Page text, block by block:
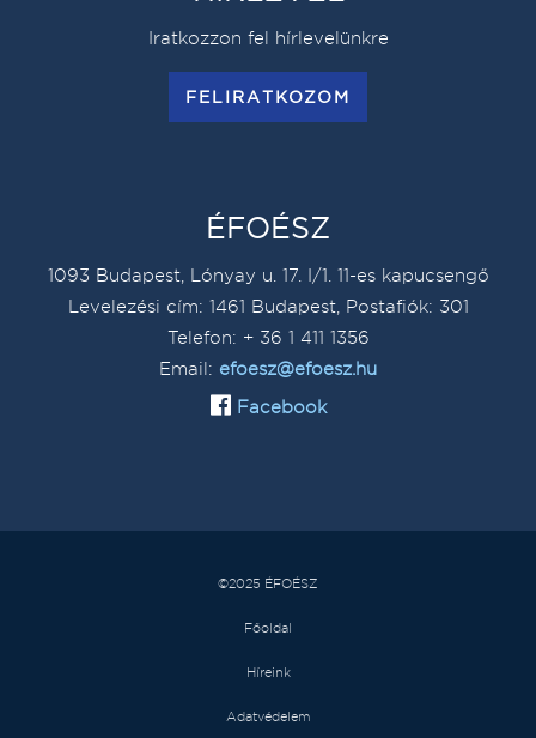
Iratkozzon fel hírlevelünkre
FELIRATKOZOM
ÉFOÉSZ
1093 Budapest, Lónyay u. 17. I/1. 11-es kapucsengő
Levelezési cím: 1461 Budapest, Postafiók: 301
Telefon: + 36 1 411 1356
Email: efoesz@efoesz.hu
Facebook
©2025 ÉFOÉSZ
Főoldal
Híreink
Adatvédelem